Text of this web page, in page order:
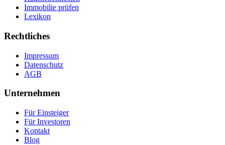
Immobilie prüfen
Lexikon
Rechtliches
Impressum
Datenschutz
AGB
Unternehmen
Für Einsteiger
Für Investoren
Kontakt
Blog